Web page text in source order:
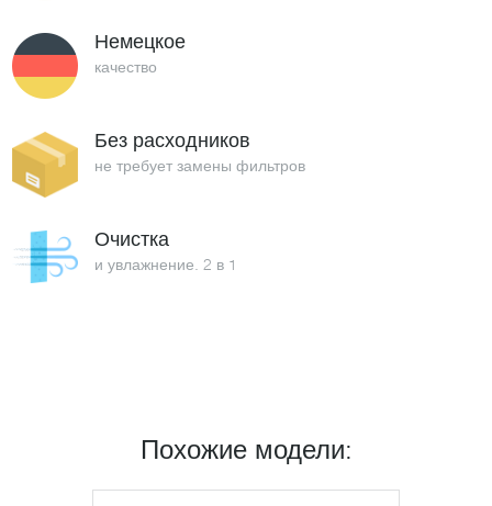
Немецкое
качество
Без расходников
не требует замены фильтров
Очистка
и увлажнение. 2 в 1
Похожие модели: